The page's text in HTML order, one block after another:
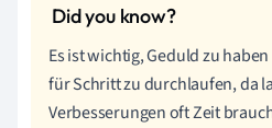
Es ist wichtig, Geduld zu
für Schritt zu durchlaufen, da
Verbesserungen oft Zeit